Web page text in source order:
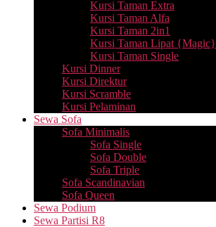
Kursi Taman Extra
Kursi Taman Alfa
Kursi Taman 2in1
Kursi Taman Lipat {Magic}
Kursi Taman Single
Kursi Dinner
Kursi Direktur
Kursi Scramble
Kursi Pelaminan
Sewa Sofa
Sofa Minimalis
Sofa Single
Sofa Double
Sofa Triple
Sofa Scandinavian
Sofa Queen
Sewa Podium
Sewa Partisi R8